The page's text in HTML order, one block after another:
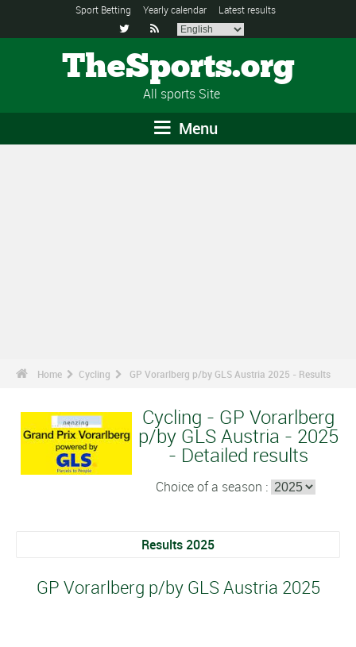
Sport Betting Yearly calendar Latest results
 
TheSports.org
All sports Site
Menu
Home Cycling GP Vorarlberg p/by GLS Austria 2025 - Results
Cycling - GP Vorarlberg
p/by GLS Austria - 2025
- Detailed results
Choice of a season :
Results 2025
GP Vorarlberg p/by GLS Austria 2025